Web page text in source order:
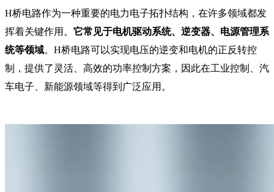
H桥电路作为一种重要的电力电子拓扑结构，在许多领域都发
挥着关键作用。 它常见于电机驱动系统、逆变器、电源管理系
统等领域。H桥电路可以实现电压的逆变和电机的正反转控
制，提供了灵活、高效的功率控制方案，因此在工业控制、汽
车电子、新能源领域等得到广泛应用。